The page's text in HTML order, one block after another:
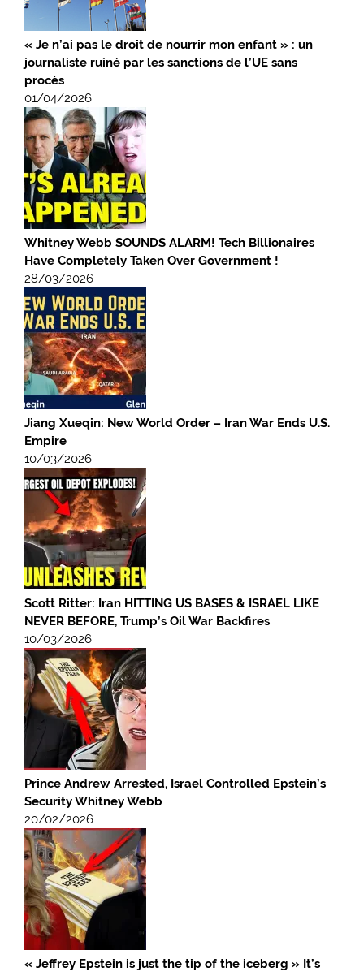
« Je n’ai pas le droit de nourrir mon enfant » : un
journaliste ruiné par les sanctions de l’UE sans
procès
01/04/2026
Whitney Webb SOUNDS ALARM! Tech Billionaires
Have Completely Taken Over Government !
28/03/2026
Jiang Xueqin: New World Order – Iran War Ends U.S.
Empire
10/03/2026
Scott Ritter: Iran HITTING US BASES & ISRAEL LIKE
NEVER BEFORE, Trump’s Oil War Backfires
10/03/2026
Prince Andrew Arrested, Israel Controlled Epstein’s
Security Whitney Webb
20/02/2026
« Jeffrey Epstein is just the tip of the iceberg » It’s